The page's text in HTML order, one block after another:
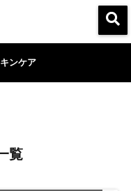
ンケア
覧